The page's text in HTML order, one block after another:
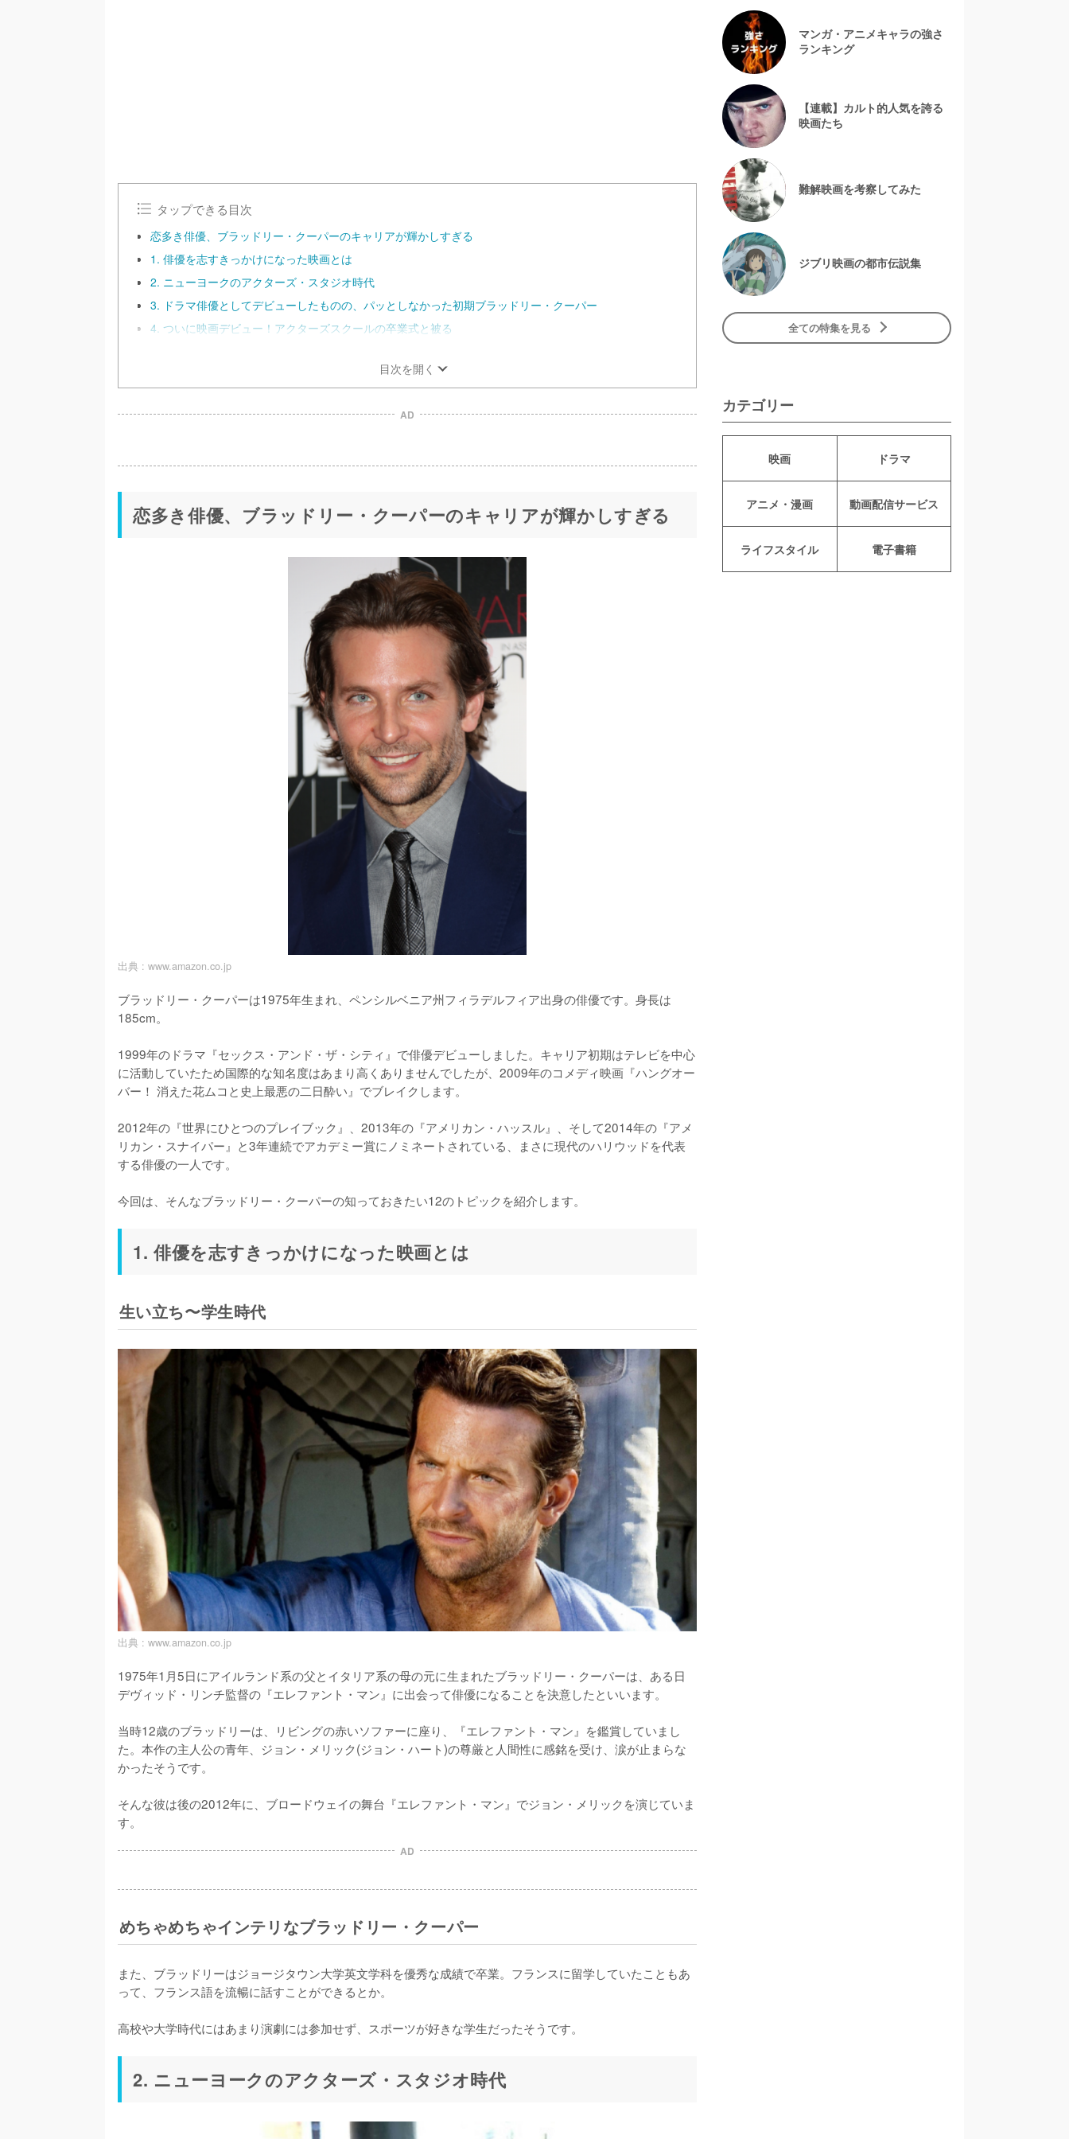
タップできる目次
恋多き俳優、ブラッドリー・クーパーのキャリアが輝かしすぎる
1. 俳優を志すきっかけになった映画とは
2. ニューヨークのアクターズ・スタジオ時代
3. ドラマ俳優としてデビューしたものの、パッとしなかった初期ブラッドリー・クーパー
4. ついに映画デビュー！アクターズスクールの卒業式と被る
目次を開く
AD
恋多き俳優、ブラッドリー・クーパーのキャリアが輝かしすぎる
出典 : www.amazon.co.jp
ブラッドリー・クーパーは1975年生まれ、ペンシルベニア州フィラデルフィア出身の俳優です。身長は
185cm。
1999年のドラマ『セックス・アンド・ザ・シティ』で俳優デビューしました。キャリア初期はテレビを中心
に活動していたため国際的な知名度はあまり高くありませんでしたが、2009年のコメディ映画『ハングオー
バー！ 消えた花ムコと史上最悪の二日酔い』でブレイクします。
2012年の『世界にひとつのプレイブック』、2013年の『アメリカン・ハッスル』、そして2014年の『アメ
リカン・スナイパー』と3年連続でアカデミー賞にノミネートされている、まさに現代のハリウッドを代表
する俳優の一人です。
今回は、そんなブラッドリー・クーパーの知っておきたい12のトピックを紹介します。
1. 俳優を志すきっかけになった映画とは
生い立ち〜学生時代
出典 : www.amazon.co.jp
1975年1月5日にアイルランド系の父とイタリア系の母の元に生まれたブラッドリー・クーパーは、ある日
デヴィッド・リンチ監督の『エレファント・マン』に出会って俳優になることを決意したといいます。
当時12歳のブラッドリーは、リビングの赤いソファーに座り、『エレファント・マン』を鑑賞していまし
た。本作の主人公の青年、ジョン・メリック(ジョン・ハート)の尊厳と人間性に感銘を受け、涙が止まらな
かったそうです。
そんな彼は後の2012年に、ブロードウェイの舞台『エレファント・マン』でジョン・メリックを演じていま
す。
AD
めちゃめちゃインテリなブラッドリー・クーパー
また、ブラッドリーはジョージタウン大学英文学科を優秀な成績で卒業。フランスに留学していたこともあ
って、フランス語を流暢に話すことができるとか。
高校や大学時代にはあまり演劇には参加せず、スポーツが好きな学生だったそうです。
2. ニューヨークのアクターズ・スタジオ時代
マンガ・アニメキャラの強さ
ランキング
【連載】カルト的人気を誇る
映画たち
難解映画を考察してみた
ジブリ映画の都市伝説集
全ての特集を見る
カテゴリー
映画 ドラマ
アニメ・漫画 動画配信サービス
ライフスタイル 電子書籍